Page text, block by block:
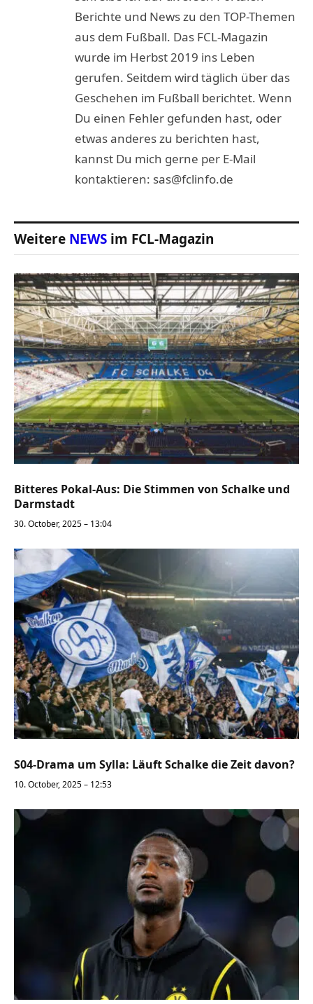
Berichte und News zu den TOP-Themen
aus dem Fußball. Das FCL-Magazin
wurde im Herbst 2019 ins Leben
gerufen. Seitdem wird täglich über das
Geschehen im Fußball berichtet. Wenn
Du einen Fehler gefunden hast, oder
etwas anderes zu berichten hast,
kannst Du mich gerne per E-Mail
kontaktieren: sas@fclinfo.de
Weitere NEWS im FCL-Magazin
Bitteres Pokal-Aus: Die Stimmen von Schalke und
Darmstadt
30. October, 2025 – 13:04
S04-Drama um Sylla: Läuft Schalke die Zeit davon?
10. October, 2025 – 12:53